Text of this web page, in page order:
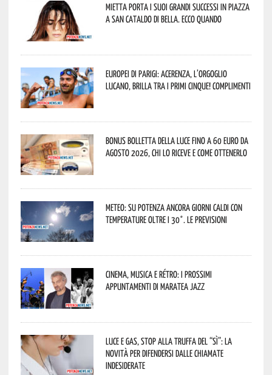
Mietta porta i suoi grandi successi in piazza
a San Cataldo di Bella. Ecco quando
Europei di Parigi: Acerenza, l’orgoglio
lucano, brilla tra i primi cinque! Complimenti
Bonus bolletta della luce fino a 60 euro da
agosto 2026, chi lo riceve e come ottenerlo
Meteo: su Potenza ancora giorni caldi con
temperature oltre i 30°. Le previsioni
Cinema, musica e rétro: i prossimi
appuntamenti di Maratea Jazz
Luce e gas, stop alla truffa del “Sì”: la
novità per difendersi dalle chiamate
indesiderate